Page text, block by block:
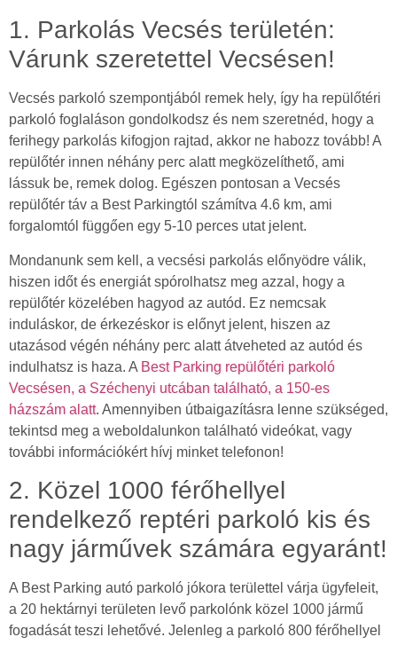
1. Parkolás Vecsés területén:
Várunk szeretettel Vecsésen!
Vecsés parkoló szempontjából remek hely, így ha repülőtéri
parkoló foglaláson gondolkodsz és nem szeretnéd, hogy a
ferihegy parkolás kifogjon rajtad, akkor ne habozz tovább! A
repülőtér innen néhány perc alatt megközelíthető, ami
lássuk be, remek dolog. Egészen pontosan a Vecsés
repülőtér táv a Best Parkingtól számítva 4.6 km, ami
forgalomtól függően egy 5-10 perces utat jelent.
Mondanunk sem kell, a vecsési parkolás előnyödre válik,
hiszen időt és energiát spórolhatsz meg azzal, hogy a
repülőtér közelében hagyod az autód. Ez nemcsak
induláskor, de érkezéskor is előnyt jelent, hiszen az
utazásod végén néhány perc alatt átveheted az autód és
indulhatsz is haza. A Best Parking repülőtéri parkoló
Vecsésen, a Széchenyi utcában található, a 150-es
házszám alatt. Amennyiben útbaigazításra lenne szükséged,
tekintsd meg a weboldalunkon található videókat, vagy
további információkért hívj minket telefonon!
2. Közel 1000 férőhellyel
rendelkező reptéri parkoló kis és
nagy járművek számára egyaránt!
A Best Parking autó parkoló jókora területtel várja ügyfeleit,
a 20 hektárnyi területen levő parkolónk közel 1000 jármű
fogadását teszi lehetővé. Jelenleg a parkoló 800 férőhellyel